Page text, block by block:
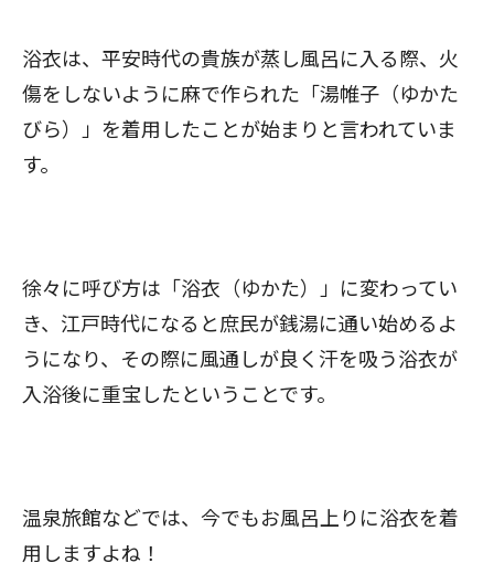
浴衣は、平安時代の貴族が蒸し風呂に入る際、火
傷をしないように麻で作られた「湯帷子（ゆかた
びら）」を着用したことが始まりと言われていま
す。
徐々に呼び方は「浴衣（ゆかた）」に変わってい
き、江戸時代になると庶民が銭湯に通い始めるよ
うになり、その際に風通しが良く汗を吸う浴衣が
入浴後に重宝したということです。
温泉旅館などでは、今でもお風呂上りに浴衣を着
用しますよね！